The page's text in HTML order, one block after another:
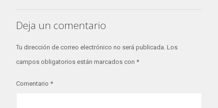
Deja un comentario
Tu dirección de correo electrónico no será publicada. Los
campos obligatorios están marcados con *
Comentario *